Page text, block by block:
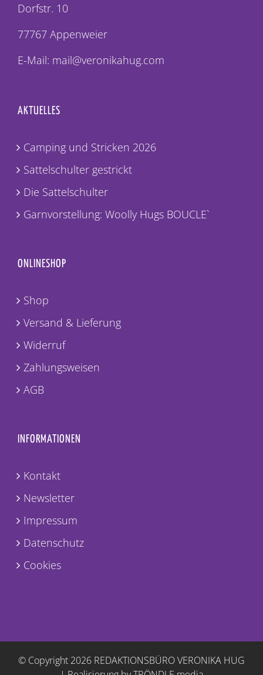
Dorfstr. 10
77767 Appenweier
E-Mail: mail@veronikahug.com
AKTUELLES
Camping und Stricken 2026
Sattelschulter gestrickt
Die Sattelschulter
Garnvorstellung: Woolly Hugs BOUCLE`
ONLINESHOP
Shop
Versand & Lieferung
Widerruf
Zahlungsweisen
AGB
INFORMATIONEN
Kontakt
Newsletter
Impressum
Datenschutz
Cookies
© Copyright 2026 REDAKTIONSBÜRO VERONIKA HUG